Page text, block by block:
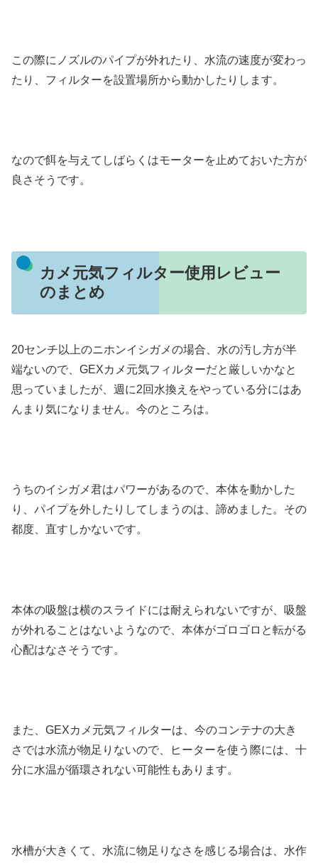
この際にノズルのパイプが外れたり、水流の速度が変わっ
たり、フィルターを設置場所から動かしたりします。
なので餌を与えてしばらくはモーターを止めておいた方が
良さそうです。
カメ元気フィルター使用レビュー
のまとめ
20センチ以上のニホンイシガメの場合、水の汚し方が半
端ないので、GEXカメ元気フィルターだと厳しいかなと
思っていましたが、週に2回水換えをやっている分にはあ
んまり気になりません。今のところは。
うちのイシガメ君はパワーがあるので、本体を動かした
り、パイプを外したりしてしまうのは、諦めました。その
都度、直すしかないです。
本体の吸盤は横のスライドには耐えられないですが、吸盤
が外れることはないようなので、本体がゴロゴロと転がる
心配はなさそうです。
また、GEXカメ元気フィルターは、今のコンテナの大き
さでは水流が物足りないので、ヒーターを使う際には、十
分に水温が循環されない可能性もあります。
水槽が大きくて、水流に物足りなさを感じる場合は、水作